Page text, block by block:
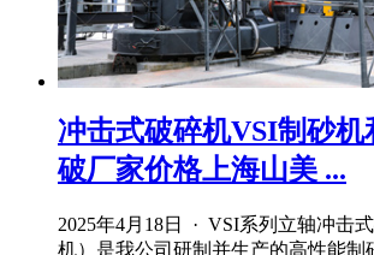
冲击式破碎机VSI制砂机
破厂家价格上海山美 ...
2025年4月18日 · VSI系列立轴冲击
机）是我公司研制并生产的高性能制